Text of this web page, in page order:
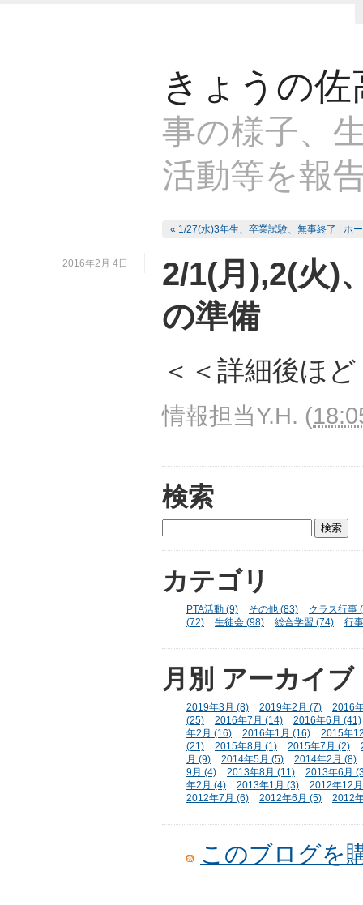
きょうの佐
事の様子、
活動等を報
« 1/27(水)3年生、卒業試験、無事終了 ホ
2016年2月 4日
2/1(月),2(火)
の準備
＜＜詳細後ほ
情報担当Y.H. (
検索
カテゴリ
PTA活動 (9) その他 (83)
クラス行事
(72)
生徒会 (98) 総合学習 (74) 行
月別 アーカイブ
2019年3月 (8) 2019年2月 (7)
2016
(25)
2016年7月 (14)
2016年6月 (41)
年2月 (16)
2016年1月 (16)
2015年
(21)
2015年8月 (1) 2015年7月 (2)
月 (9)
2014年5月 (5)
2014年2月 (8)
9月 (4)
2013年8月 (11)
2013年6月
年2月 (4)
2013年1月 (3)
2012年12
2012年7月 (6)
2012年6月 (5) 2012
このブログを